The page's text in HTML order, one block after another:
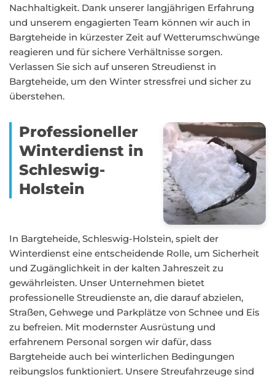
Nachhaltigkeit. Dank unserer langjährigen Erfahrung
und unserem engagierten Team können wir auch in
Bargteheide in kürzester Zeit auf Wetterumschwünge
reagieren und für sichere Verhältnisse sorgen.
Verlassen Sie sich auf unseren Streudienst in
Bargteheide, um den Winter stressfrei und sicher zu
überstehen.
Professioneller
Winterdienst in
Schleswig-
Holstein
In Bargteheide, Schleswig-Holstein, spielt der
Winterdienst eine entscheidende Rolle, um Sicherheit
und Zugänglichkeit in der kalten Jahreszeit zu
gewährleisten. Unser Unternehmen bietet
professionelle Streudienste an, die darauf abzielen,
Straßen, Gehwege und Parkplätze von Schnee und Eis
zu befreien. Mit modernster Ausrüstung und
erfahrenem Personal sorgen wir dafür, dass
Bargteheide auch bei winterlichen Bedingungen
reibungslos funktioniert. Unsere Streufahrzeuge sind